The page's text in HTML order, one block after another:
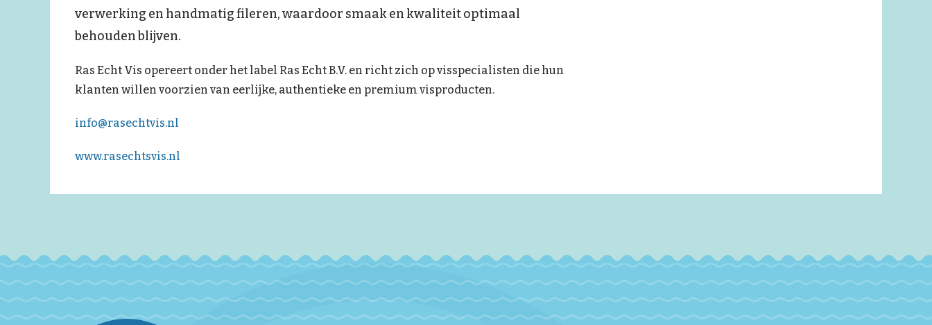
verwerking en handmatig fileren, waardoor smaak en kwaliteit optimaal
behouden blijven.
Ras Echt Vis opereert onder het label Ras Echt B.V. en richt zich op visspecialisten die hun
klanten willen voorzien van eerlijke, authentieke en premium visproducten.
info@rasechtvis.nl
www.rasechtsvis.nl